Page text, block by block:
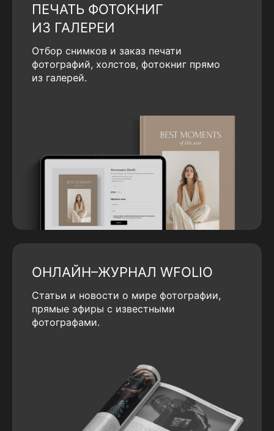
ПЕЧАТЬ ФОТОКНИГ
ИЗ ГАЛЕРЕИ
Отбор снимков и заказ печати
фотографий, холстов, фотокниг прямо
из галерей.
ОНЛАЙН–ЖУРНАЛ WFOLIO
Статьи и новости о мире фотографии,
прямые эфиры с известными
фотографами.